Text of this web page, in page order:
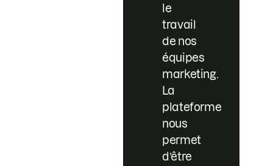
le
travail
de nos
équipes
marketing.
La
plateforme
nous
permet
d’être